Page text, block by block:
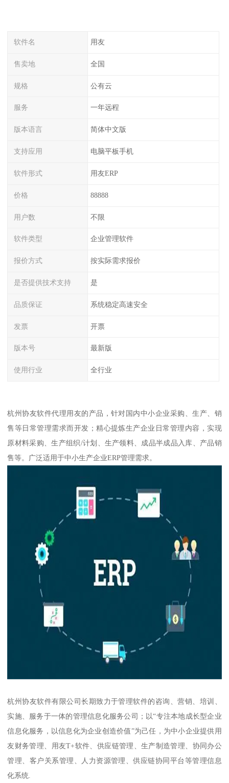
软件名 用友
售卖地 全国
规格 公有云
服务 一年远程
版本语言 简体中文版
支持应用 电脑平板手机
软件形式 用友ERP
价格 88888
用户数 不限
软件类型 企业管理软件
报价方式 按实际需求报价
是否提供技术支持 是
品质保证 系统稳定高速安全
发票 开票
版本号 最新版
使用行业 全行业
杭州协友软件代理用友的产品，针对国内中小企业采购、生产、销
售等日常管理需求而开发；精心提炼生产企业日常管理内容，实现
原材料采购、生产组织/计划、生产领料、成品半成品入库、产品销
售等。广泛适用于中小生产企业ERP管理需求。
杭州协友软件有限公司长期致力于管理软件的咨询、营销、培训、
实施、服务于一体的管理信息化服务公司；以“专注本地成长型企业
信息化服务，以信息化为企业创造价值”为己任，为中小企业提供用
友财务管理、用友T+软件、供应链管理、生产制造管理、协同办公
管理、客户关系管理、人力资源管理、供应链协同平台等管理信息
化系统.